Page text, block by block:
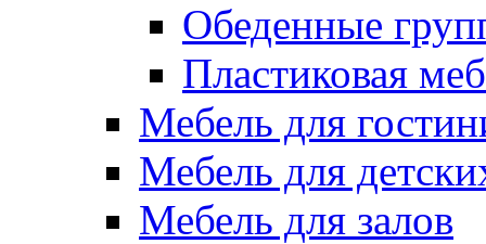
Обеденные
Пластиковая
Мебель для
Мебель для
Мебель для залов